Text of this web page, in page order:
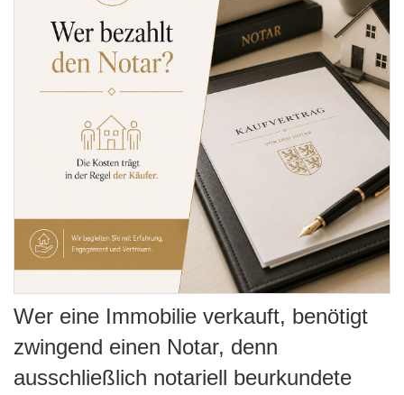
Wer eine Immobilie verkauft, benötigt
zwingend einen Notar, denn
ausschließlich notariell beurkundete